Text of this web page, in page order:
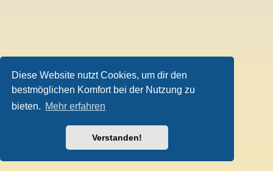
Diese Website nutzt Cookies, um dir den
bestmöglichen Komfort bei der Nutzung zu
bieten. Mehr erfahren
Verstanden!